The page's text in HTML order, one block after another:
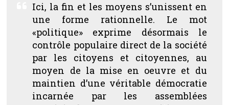
Ici, la fin et les moyens s’unissent en
une forme rationnelle. Le mot
«politique» exprime désormais le
contrôle populaire direct de la société
par les citoyens et citoyennes, au
moyen de la mise en oeuvre et du
maintien d’une véritable démocratie
incarnée par les assemblées